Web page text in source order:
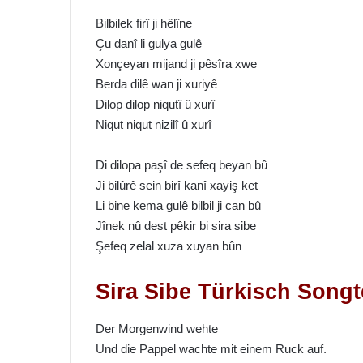
Bilbilek firî ji hêlîne
Çu danî li gulya gulê
Xonçeyan mijand ji pêsîra xwe
Berda dilê wan ji xuriyê
Dilop dilop niqutî û xurî
Niqut niqut nizilî û xurî
Di dilopa paşî de sefeq beyan bû
Ji bilûrê sein birî kanî xayiş ket
Li bine kema gulê bilbil ji can bû
Jînek nû dest pêkir bi sira sibe
Şefeq zelal xuza xuyan bûn
Sira Sibe Türkisch
Der Morgenwind wehte
Und die Pappel wachte mit einem Ruck auf.